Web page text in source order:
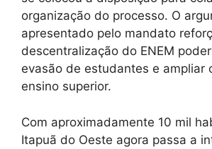
organização do processo. O
apresentado pelo mandato
descentralização do ENEM
evasão de estudantes e ampliar
ensino superior.
Com aproximadamente 10 mil
Itapuã do Oeste agora passa a